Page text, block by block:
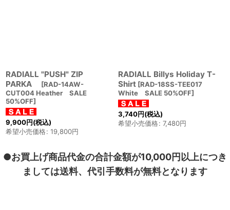
RADIALL "PUSH" ZIP
PARKA
[RAD-14AW-
CUT004 Heather SALE
50%OFF]
9,900円(税込)
希望小売価格: 19,800円
RADIALL Billys Holiday T-
Shirt [RAD-18SS-TEE017
White SALE 50%OFF]
3,740円(税込)
希望小売価格: 7,480円
●お買上げ商品代金の合計金額が10,000円以上につき
ましては送料、代引手数料が無料となります